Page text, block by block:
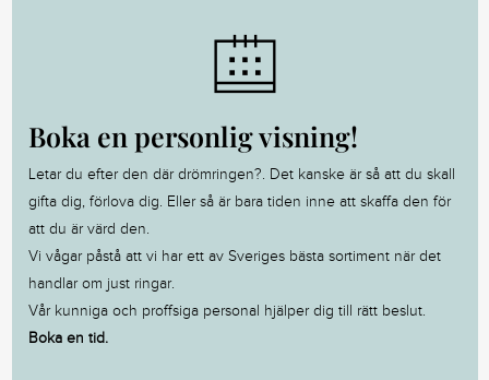
Boka en personlig visning!
Letar du efter den där drömringen?. Det kanske är så att du skall
gifta dig, förlova dig. Eller så är bara tiden inne att skaffa den för
att du är värd den.
Vi vågar påstå att vi har ett av Sveriges bästa sortiment när det
handlar om just ringar.
Vår kunniga och proffsiga personal hjälper dig till rätt beslut.
Boka en tid.